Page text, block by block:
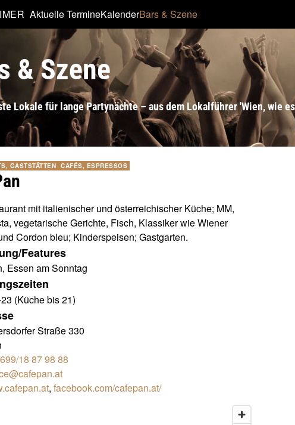
Aktuelle TermineKalenderBars & Szene
& Szene
Lokale für lange Partynächte – aus dem Lokalführer 'Wien, wie
GASTSTÄTTEN CAFÉS, ESPRESSOS
mit italienischer und österreichischer Küche; MM,
vegetarische Gerichte, Fisch, Klassiker wie Wiener
Cordon bleu; Kinderspeisen; Gastgarten.
Features
Essen am Sonntag
(Küche bis 21)
Straße 330
18 87 98 88
, facebook.com/cafepan.at/